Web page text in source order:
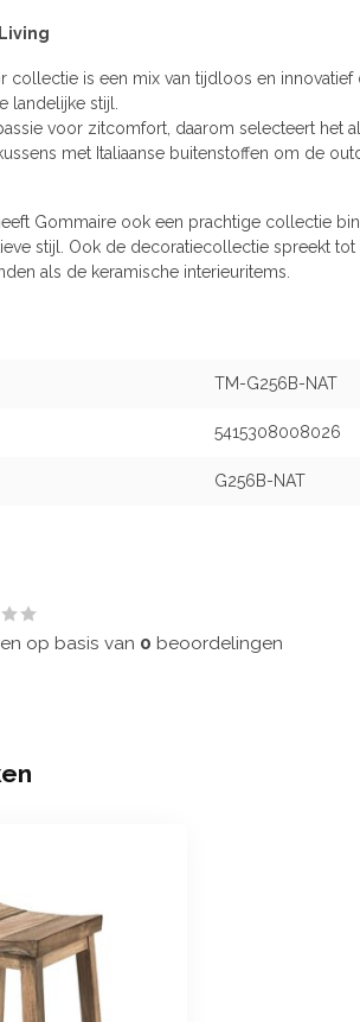
collectie is een mix van tijdloos en innovatief
landelijke stijl.
voor zitcomfort, daarom selecteert het
met Italiaanse buitenstoffen om de
Gommaire ook een prachtige collectie
stijl. Ook de decoratiecollectie spreekt
als de keramische interieuritems.
TM-G256B-NAT
5415308008026
G256B-NAT
op basis van 0 beoordelingen